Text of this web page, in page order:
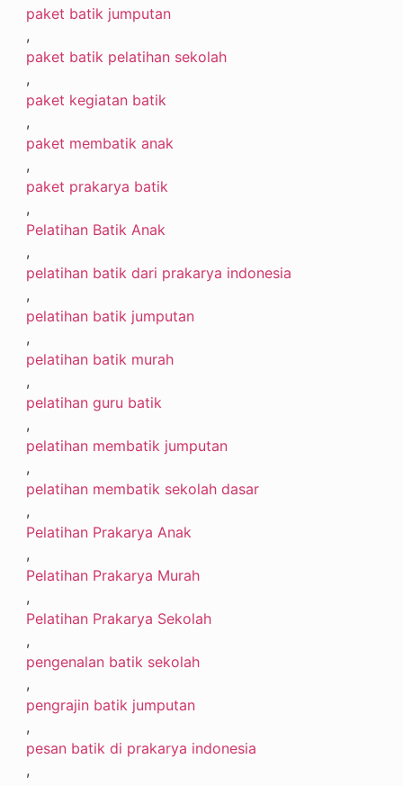
paket batik jumputan
,
paket batik pelatihan sekolah
,
paket kegiatan batik
,
paket membatik anak
,
paket prakarya batik
,
Pelatihan Batik Anak
,
pelatihan batik dari prakarya indonesia
,
pelatihan batik jumputan
,
pelatihan batik murah
,
pelatihan guru batik
,
pelatihan membatik jumputan
,
pelatihan membatik sekolah dasar
,
Pelatihan Prakarya Anak
,
Pelatihan Prakarya Murah
,
Pelatihan Prakarya Sekolah
,
pengenalan batik sekolah
,
pengrajin batik jumputan
,
pesan batik di prakarya indonesia
,